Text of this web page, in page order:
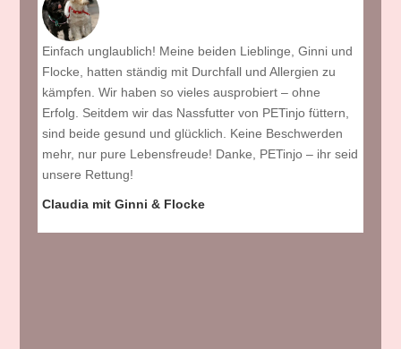
Einfach unglaublich! Meine beiden Lieblinge, Ginni und
Flocke, hatten ständig mit Durchfall und Allergien zu
kämpfen. Wir haben so vieles ausprobiert – ohne
Erfolg. Seitdem wir das Nassfutter von PETinjo füttern,
sind beide gesund und glücklich. Keine Beschwerden
mehr, nur pure Lebensfreude! Danke, PETinjo – ihr seid
unsere Rettung!
Claudia mit Ginni & Flocke